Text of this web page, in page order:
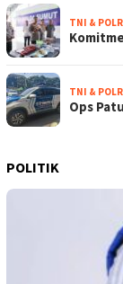
TNI &
TNI &
Ops
POLITIK